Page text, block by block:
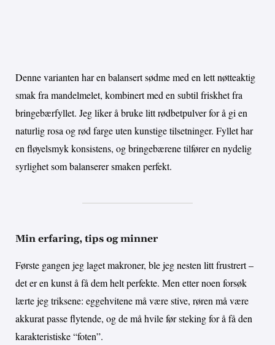
Denne varianten har en balansert sødme med en lett nøtteaktig
smak fra mandelmelet, kombinert med en subtil friskhet fra
bringebærfyllet. Jeg liker å bruke litt rødbetpulver for å gi en
naturlig rosa og rød farge uten kunstige tilsetninger. Fyllet har
en fløyelsmyk konsistens, og bringebærene tilfører en nydelig
syrlighet som balanserer smaken perfekt.
Min erfaring, tips og minner
Første gangen jeg laget makroner, ble jeg nesten litt frustrert –
det er en kunst å få dem helt perfekte. Men etter noen forsøk
lærte jeg triksene: eggehvitene må være stive, røren må være
akkurat passe flytende, og de må hvile før steking for å få den
karakteristiske “foten”.